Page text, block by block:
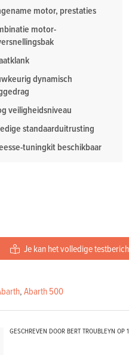
motor, prestaties
motor-
dynamisch
veiligheidsniveau
standaarduitrusting
tuningkit beschikbaar
Je kan het volledige
,Abarth 500
GESCHREVEN DOOR BERT TROUBLEYN OP